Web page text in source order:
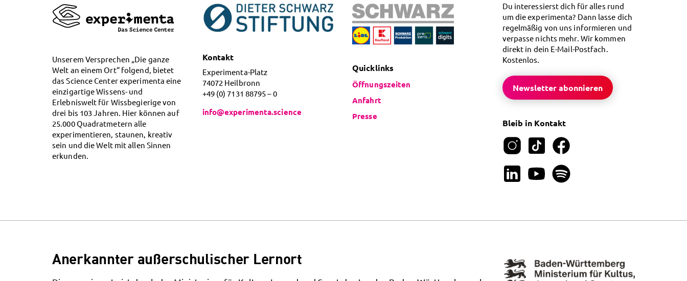
Unserem Versprechen „Die ganze
Welt an einem Ort“ folgend, bietet
das Science Center experimenta eine
einzigartige Wissens- und
Erlebniswelt für Wissbegierige von
drei bis 103 Jahren. Hier können auf
25.000 Quadratmetern alle
experimentieren, staunen, kreativ
sein und die Welt mit allen Sinnen
erkunden.
Kontakt
Experimenta-Platz
74072 Heilbronn
+49 (0) 7131 88795 – 0
info@experimenta.science
Quicklinks
Öffnungszeiten
Anfahrt
Presse
Du interessierst dich für alles rund
um die experimenta? Dann lasse dich
regelmäßig von uns informieren und
verpasse nichts mehr. Wir kommen
direkt in dein E-Mail-Postfach.
Kostenlos.
Newsletter abonnieren
Bleib in Kontakt
Anerkannter außerschulischer Lernort